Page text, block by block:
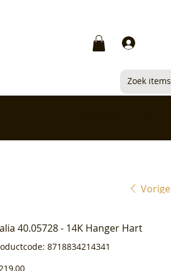
Vorige
40.05728 - 14K Hanger Hart
Productcode
8718834214341
8718834214341